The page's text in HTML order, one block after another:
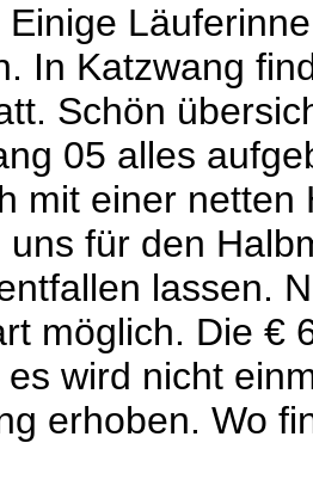
Einige
In Katzwang
Schön
05 alles
mit einer
uns für den
lassen.
möglich. Die €
wird nicht
erhoben. Wo